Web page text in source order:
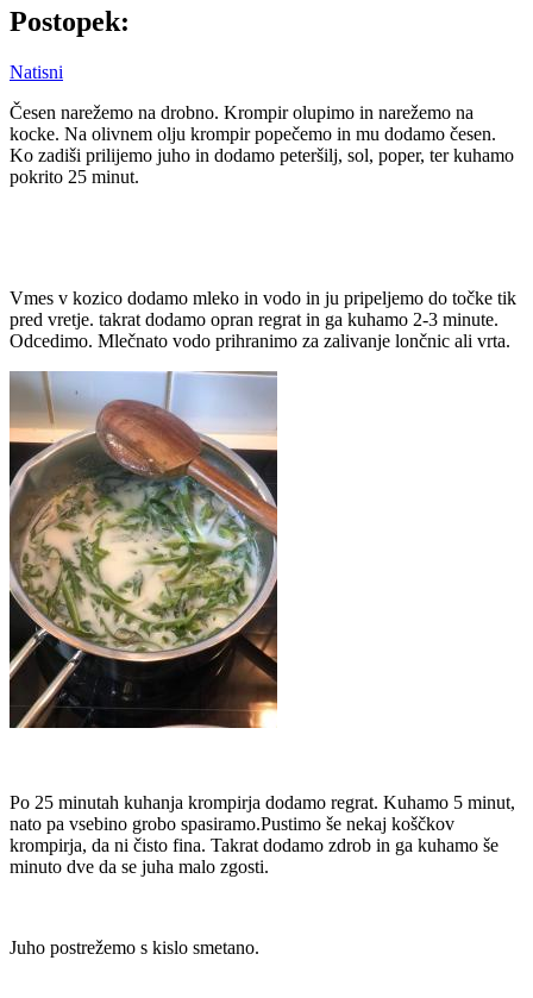
Postopek:
Natisni
Česen narežemo na drobno. Krompir olupimo in narežemo na
kocke. Na olivnem olju krompir popečemo in mu dodamo česen.
Ko zadiši prilijemo juho in dodamo peteršilj, sol, poper, ter kuhamo
pokrito 25 minut.
Vmes v kozico dodamo mleko in vodo in ju pripeljemo do točke tik
pred vretje. takrat dodamo opran regrat in ga kuhamo 2-3 minute.
Odcedimo. Mlečnato vodo prihranimo za zalivanje lončnic ali vrta.
Po 25 minutah kuhanja krompirja dodamo regrat. Kuhamo 5 minut,
nato pa vsebino grobo spasiramo.Pustimo še nekaj koščkov
krompirja, da ni čisto fina. Takrat dodamo zdrob in ga kuhamo še
minuto dve da se juha malo zgosti.
Juho postrežemo s kislo smetano.